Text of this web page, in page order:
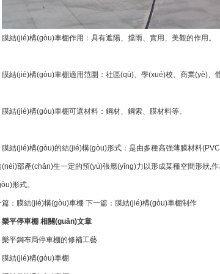
膜結(jié)構(gòu)車棚作用：具有遮陽、擋雨、實用、美觀的作
膜結(jié)構(gòu)車棚適用范圍：社區(qū)、學(xué)校、商業(yè)、體
膜結(jié)構(gòu)車棚可選材料：鋼材、鋼索、膜材料等。
膜結(jié)構(gòu)的結(jié)構(gòu)形式：是由多種高強薄膜材料
(nèi)部產(chǎn)生一定的預(yù)張應(yīng)力以形成某種空間形狀,
形式。
： 膜結(jié)構(gòu)車棚 下一篇： 膜結(jié)構(gòu)車棚制作
樂平停車棚 相關(guān)文章
樂平鋼布局停車棚的修補工藝
膜結(jié)構(gòu)車棚